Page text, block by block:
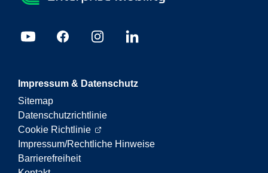
Impressum & Datenschutz
Sitemap
Datenschutzrichtlinie
Cookie Richtlinie
Impressum/Rechtliche Hinweise
Barrierefreiheit